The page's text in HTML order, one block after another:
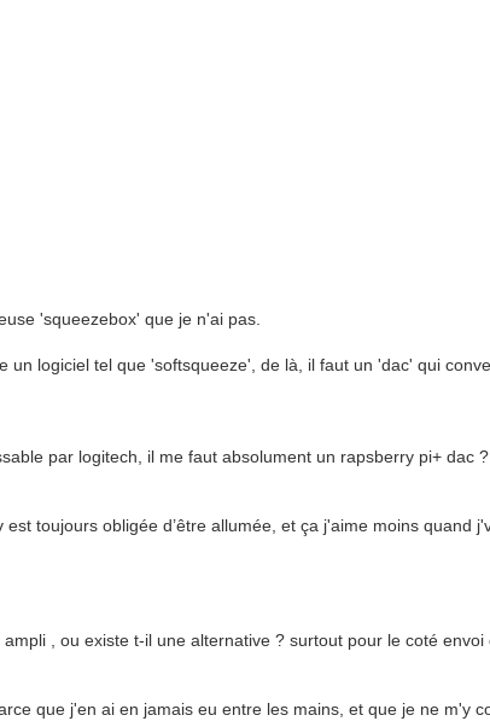
'squeezebox' que je n'ai pas.
logiciel tel que 'softsqueeze', de là, il faut un 'dac' qui
par logitech, il me faut absolument un rapsberry pi+ dac
toujours obligée d’être allumée, et ça j'aime moins quand
, ou existe t-il une alternative ? surtout pour le coté envoi
que j'en ai en jamais eu entre les mains, et que je ne m'y